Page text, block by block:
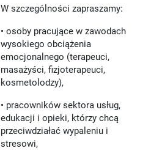
W szczególności zapraszamy:
• osoby pracujące w zawodach
wysokiego obciążenia
emocjonalnego (terapeuci,
masażyści, fizjoterapeuci,
kosmetolodzy),
• pracowników sektora usług,
edukacji i opieki, którzy chcą
przeciwdziałać wypaleniu i
stresowi,